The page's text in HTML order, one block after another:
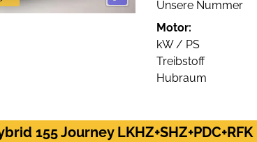
Unsere Nummer
Motor:
kW / PS
Treibstoff
Hubraum
155 Journey LKHZ+SHZ+PDC+RFK